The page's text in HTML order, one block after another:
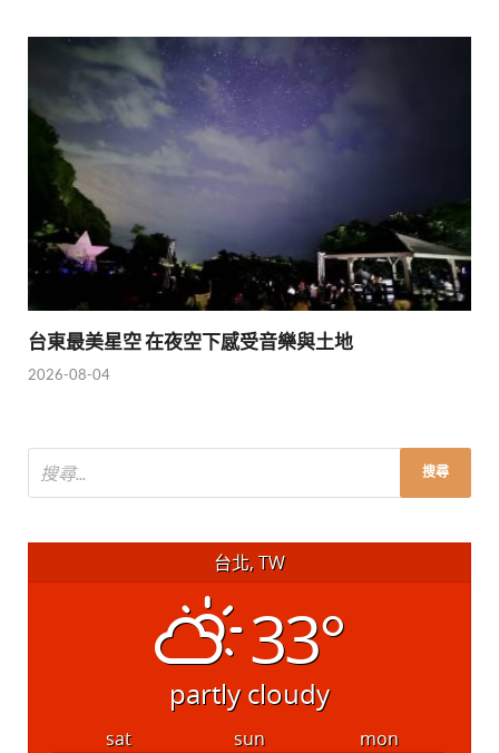
台東最美星空 在夜空下感受音樂與土地
2026-08-04
台北, TW
33°
partly cloudy
sat sun
mon